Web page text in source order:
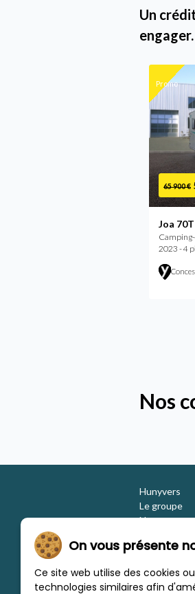
Un
engager.
Promo
65 900 €
Joa
Camping-
2023 - 4
Nos
Hunyvers
Le groupe
Nos
Nous
Nos marques
On vous présente
Ce site web utilise des cookies
technologies similaires afin